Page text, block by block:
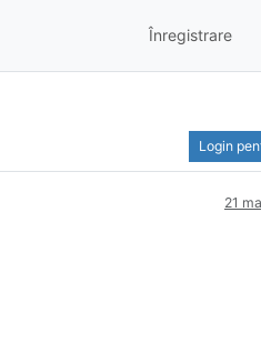
Înregistrare
Login
21